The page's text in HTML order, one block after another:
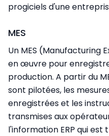
progiciels d'une
MES
Un MES (Manufacturing
en œuvre pour
production. A partir du
sont pilotées, les
enregistrées et les
transmises aux
l'information ERP qui est